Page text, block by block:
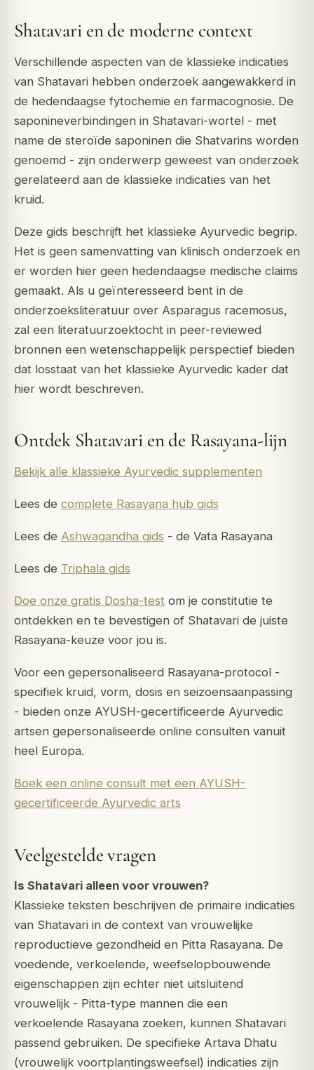
Shatavari en de moderne context
Verschillende aspecten van de klassieke indicaties
van Shatavari hebben onderzoek aangewakkerd in
de hedendaagse fytochemie en farmacognosie. De
saponineverbindingen in Shatavari-wortel - met
name de steroïde saponinen die Shatvarins worden
genoemd - zijn onderwerp geweest van onderzoek
gerelateerd aan de klassieke indicaties van het
kruid.
Deze gids beschrijft het klassieke Ayurvedic begrip.
Het is geen samenvatting van klinisch onderzoek en
er worden hier geen hedendaagse medische claims
gemaakt. Als u geïnteresseerd bent in de
onderzoeksliteratuur over Asparagus racemosus,
zal een literatuurzoektocht in peer-reviewed
bronnen een wetenschappelijk perspectief bieden
dat losstaat van het klassieke Ayurvedic kader dat
hier wordt beschreven.
Ontdek Shatavari en de Rasayana-lijn
Bekijk alle klassieke Ayurvedic supplementen
Lees de complete Rasayana hub gids
Lees de Ashwagandha gids - de Vata Rasayana
Lees de Triphala gids
Doe onze gratis Dosha-test om je constitutie te
ontdekken en te bevestigen of Shatavari de juiste
Rasayana-keuze voor jou is.
Voor een gepersonaliseerd Rasayana-protocol -
specifiek kruid, vorm, dosis en seizoensaanpassing
- bieden onze AYUSH-gecertificeerde Ayurvedic
artsen gepersonaliseerde online consulten vanuit
heel Europa.
Boek een online consult met een AYUSH-
gecertificeerde Ayurvedic arts
Veelgestelde vragen
Is Shatavari alleen voor vrouwen?
Klassieke teksten beschrijven de primaire indicaties
van Shatavari in de context van vrouwelijke
reproductieve gezondheid en Pitta Rasayana. De
voedende, verkoelende, weefselopbouwende
eigenschappen zijn echter niet uitsluitend
vrouwelijk - Pitta-type mannen die een
verkoelende Rasayana zoeken, kunnen Shatavari
passend gebruiken. De specifieke Artava Dhatu
(vrouwelijk voortplantingsweefsel) indicaties zijn